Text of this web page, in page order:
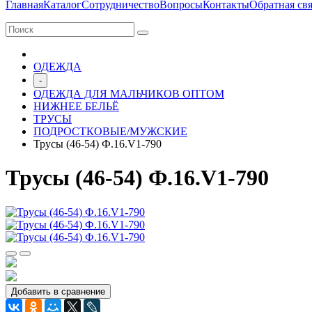
ГлавнаяКаталогСотрудничествоВопросыКонтактыОбратная
ОДЕЖДА
-
ОДЕЖДА ДЛЯ МАЛЬЧИКОВ ОПТОМ
НИЖНЕЕ БЕЛЬЁ
ТРУСЫ
ПОДРОСТКОВЫЕ/МУЖСКИЕ
Трусы (46-54) Ф.16.V1-790
Трусы (46-54) Ф.16.V1-790
Добавить в сравнение